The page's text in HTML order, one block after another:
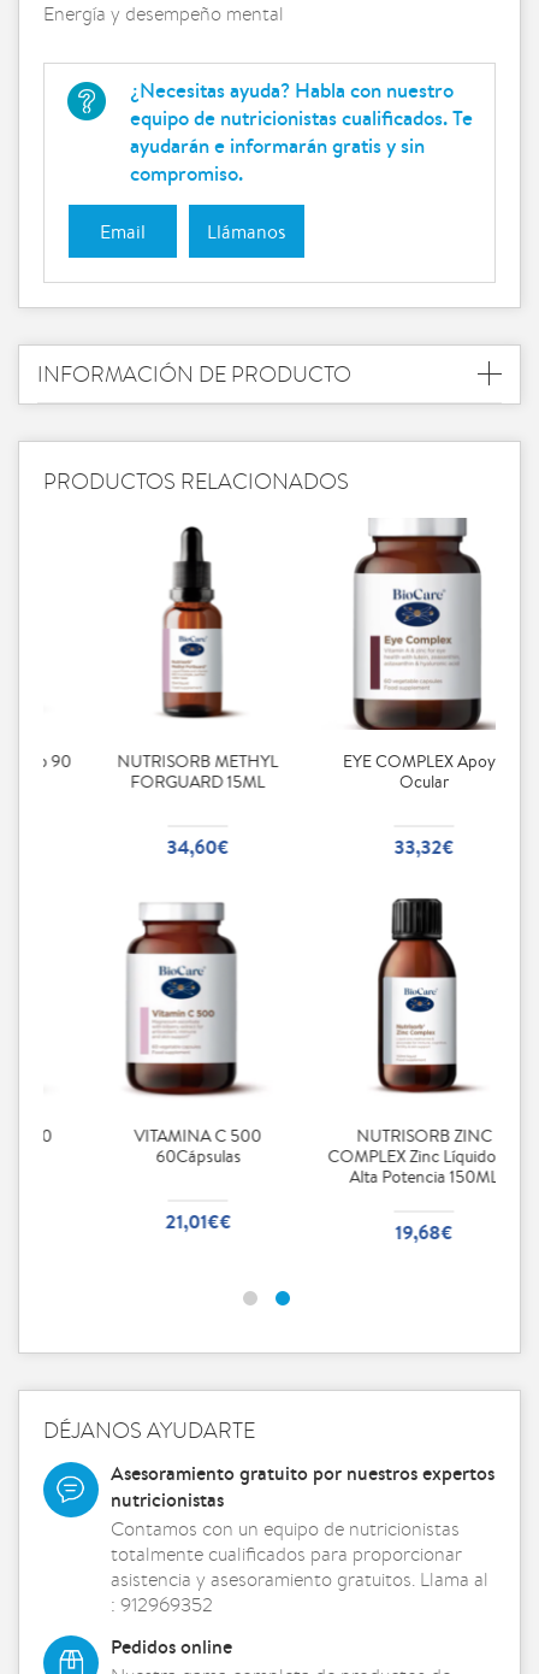
Energía y desempeño mental
¿Necesitas ayuda? Habla con nuestro
equipo de nutricionistas cualificados. Te
ayudarán e informarán gratis y sin
compromiso.
Email Llámanos
INFORMACIÓN DE PRODUCTO
PRODUCTOS RELACIONADOS
EYE COMPLEX Apoyo
Ocular
33,32€
SAW PALMETTO COMPLEX
60 Cápsulas
37,04€€
NUTRISORB ZINC
COMPLEX Zinc Líquido De
19,68€
Cranberry Intensive 60
Cápsulas
25,49€€
DÉJANOS AYUDARTE
Asesoramiento gratuito por nuestros expertos
nutricionistas
Contamos con un equipo de nutricionistas
totalmente cualificados para proporcionar
asistencia y asesoramiento gratuitos. Llama al
: 912969352
Pedidos online